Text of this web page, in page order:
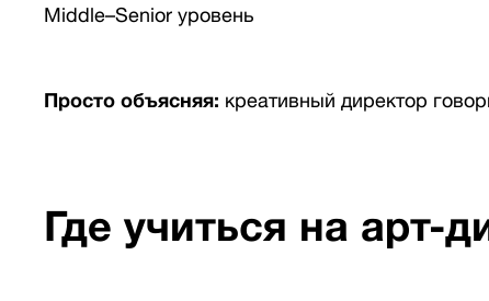
Middle–Senior уровень
Просто объясняя: креативный директор
Где учиться на арт-